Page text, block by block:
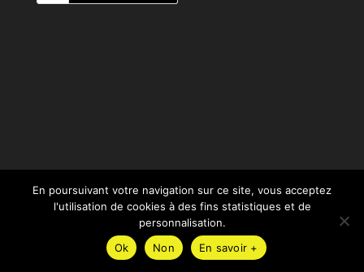
Elegant Themes| Propulsé par
En poursuivant votre navigation sur ce site, vous acceptez
l'utilisation de cookies à des fins statistiques et de
personnalisation.
Ok
Non En savoir +